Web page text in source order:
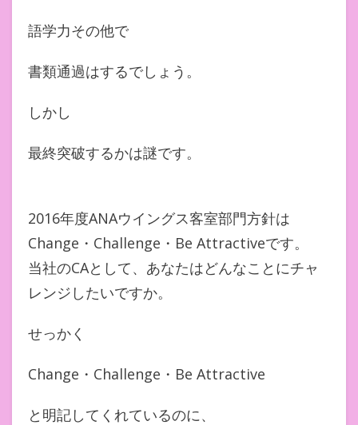
語学力その他で
書類通過はするでしょう。
しかし
最終突破するかは謎です。
2016年度ANAウイングス客室部門方針は
Change・Challenge・Be Attractiveです。
当社のCAとして、あなたはどんなことにチャ
レンジしたいですか。
せっかく
Change・Challenge・Be Attractive
と明記してくれているのに、